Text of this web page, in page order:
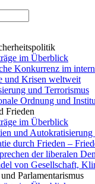
im Überblick
Konkurrenz im
und Krisen weltweit
und Terrorismus
Ordnung und
Frieden
im Überblick
und Autokratisierung
durch Frieden –
der liberalen
von Gesellschaft,
Parlamentarismus